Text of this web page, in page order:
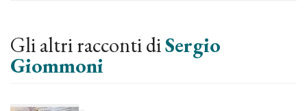
Gli altri racconti diSergio
Giommoni